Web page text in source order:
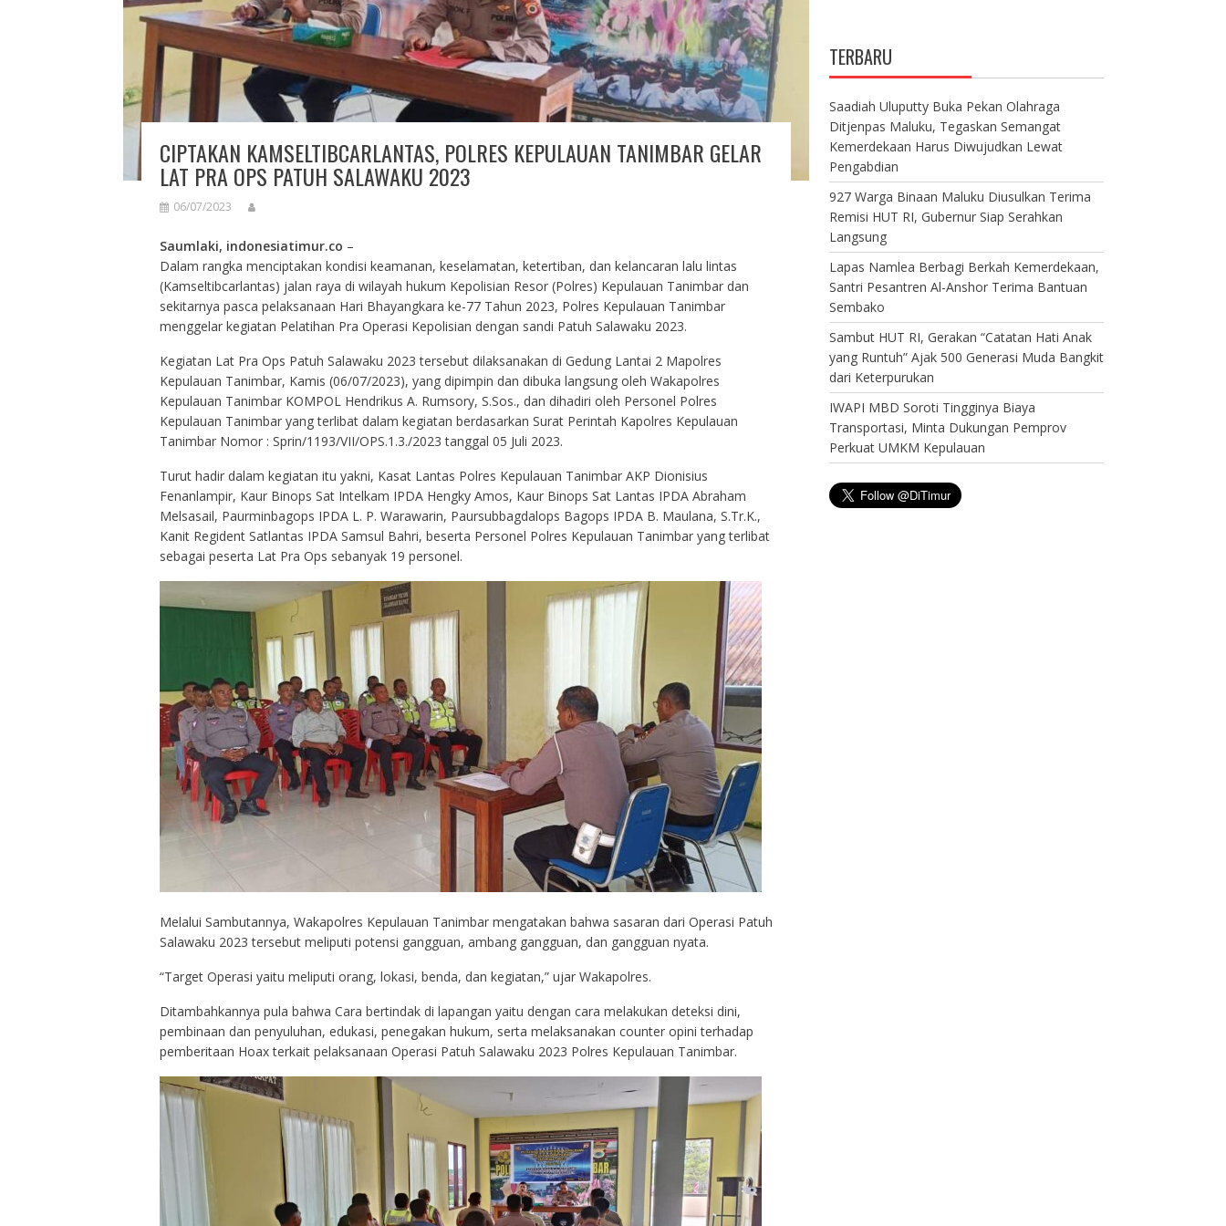
CIPTAKAN KAMSELTIBCARLANTAS, POLRES KEPULAUAN TANIMBAR GELAR
LAT PRA OPS PATUH SALAWAKU 2023
06/07/2023
Saumlaki, indonesiatimur.co –
Dalam rangka menciptakan kondisi keamanan, keselamatan, ketertiban, dan kelancaran lalu lintas
(Kamseltibcarlantas) jalan raya di wilayah hukum Kepolisian Resor (Polres) Kepulauan Tanimbar dan
sekitarnya pasca pelaksanaan Hari Bhayangkara ke-77 Tahun 2023, Polres Kepulauan Tanimbar
menggelar kegiatan Pelatihan Pra Operasi Kepolisian dengan sandi Patuh Salawaku 2023.
Kegiatan Lat Pra Ops Patuh Salawaku 2023 tersebut dilaksanakan di Gedung Lantai 2 Mapolres
Kepulauan Tanimbar, Kamis (06/07/2023), yang dipimpin dan dibuka langsung oleh Wakapolres
Kepulauan Tanimbar KOMPOL Hendrikus A. Rumsory, S.Sos., dan dihadiri oleh Personel Polres
Kepulauan Tanimbar yang terlibat dalam kegiatan berdasarkan Surat Perintah Kapolres Kepulauan
Tanimbar Nomor : Sprin/1193/VII/OPS.1.3./2023 tanggal 05 Juli 2023.
Turut hadir dalam kegiatan itu yakni, Kasat Lantas Polres Kepulauan Tanimbar AKP Dionisius
Fenanlampir, Kaur Binops Sat Intelkam IPDA Hengky Amos, Kaur Binops Sat Lantas IPDA Abraham
Melsasail, Paurminbagops IPDA L. P. Warawarin, Paursubbagdalops Bagops IPDA B. Maulana, S.Tr.K.,
Kanit Regident Satlantas IPDA Samsul Bahri, beserta Personel Polres Kepulauan Tanimbar yang terlibat
sebagai peserta Lat Pra Ops sebanyak 19 personel.
Melalui Sambutannya, Wakapolres Kepulauan Tanimbar mengatakan bahwa sasaran dari Operasi Patuh
Salawaku 2023 tersebut meliputi potensi gangguan, ambang gangguan, dan gangguan nyata.
“Target Operasi yaitu meliputi orang, lokasi, benda, dan kegiatan,” ujar Wakapolres.
Ditambahkannya pula bahwa Cara bertindak di lapangan yaitu dengan cara melakukan deteksi dini,
pembinaan dan penyuluhan, edukasi, penegakan hukum, serta melaksanakan counter opini terhadap
pemberitaan Hoax terkait pelaksanaan Operasi Patuh Salawaku 2023 Polres Kepulauan Tanimbar.
TERBARU
Saadiah Uluputty Buka Pekan Olahraga
Ditjenpas Maluku, Tegaskan Semangat
Kemerdekaan Harus Diwujudkan Lewat
Pengabdian
927 Warga Binaan Maluku Diusulkan Terima
Remisi HUT RI, Gubernur Siap Serahkan
Langsung
Lapas Namlea Berbagi Berkah Kemerdekaan,
Santri Pesantren Al-Anshor Terima Bantuan
Sembako
Sambut HUT RI, Gerakan “Catatan Hati Anak
yang Runtuh” Ajak 500 Generasi Muda Bangkit
dari Keterpurukan
IWAPI MBD Soroti Tingginya Biaya
Transportasi, Minta Dukungan Pemprov
Perkuat UMKM Kepulauan